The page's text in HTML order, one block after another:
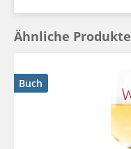
Ähnliche Produkte
Buch